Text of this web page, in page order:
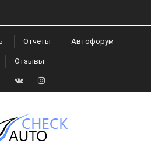
Отчеты Автофорум
Отзывы
VK Instagram